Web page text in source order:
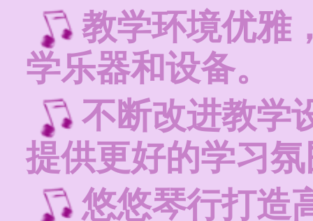
教学环境优雅
学乐器和设备。
不断改进教学
提供更好的学习
悠悠琴行打造